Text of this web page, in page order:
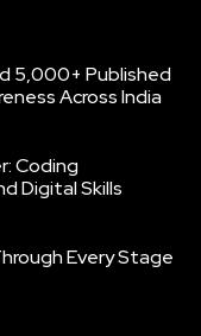
5,000+ Published
Across India
Coding
Digital Skills
Every Stage